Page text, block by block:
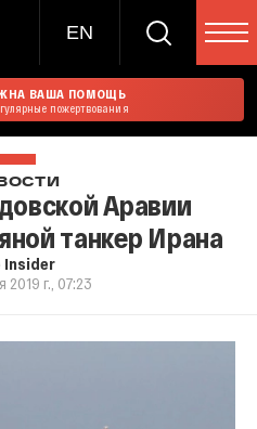
EN
ВАША ПОМОЩЬ
пожертвования
Аравии
танкер Ирана
Insider
2019 г., 07:23